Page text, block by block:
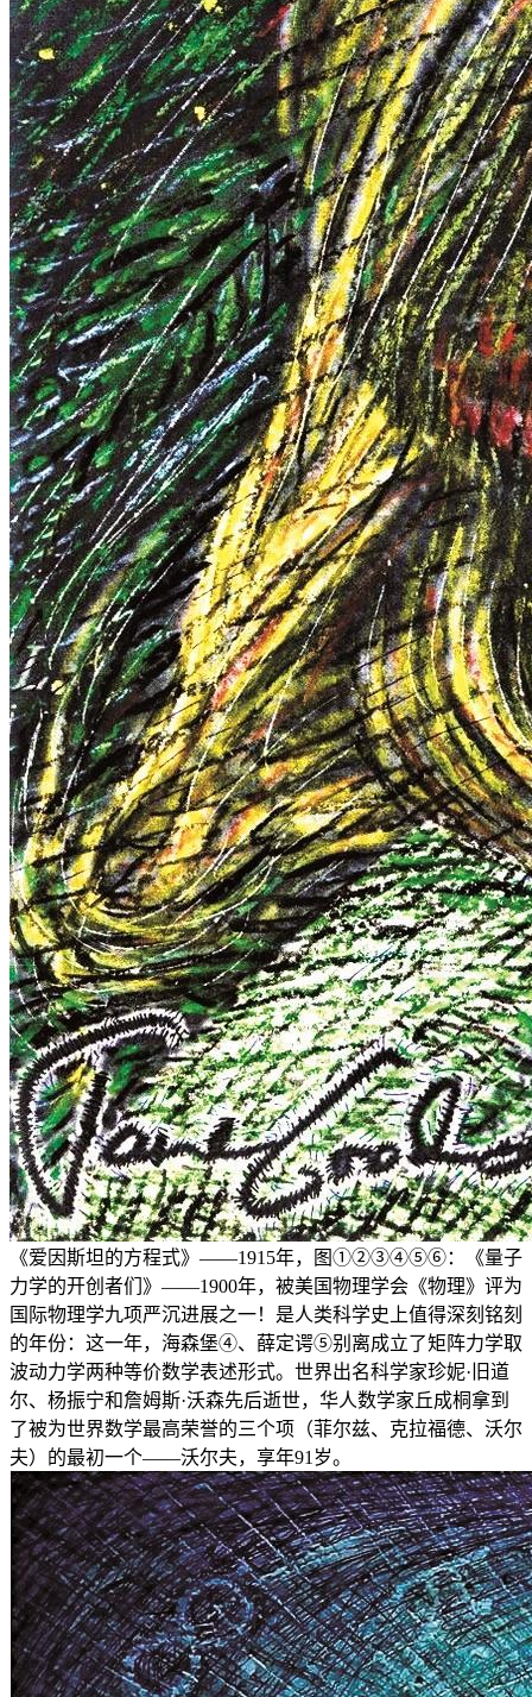
《爱因斯坦的方程式》——1915年，图①②③④⑤⑥：《量子
力学的开创者们》——1900年，被美国物理学会《物理》评为
国际物理学九项严沉进展之一！是人类科学史上值得深刻铭刻
的年份：这一年，海森堡④、薛定谔⑤别离成立了矩阵力学取
波动力学两种等价数学表述形式。世界出名科学家珍妮·旧道
尔、杨振宁和詹姆斯·沃森先后逝世，华人数学家丘成桐拿到
了被为世界数学最高荣誉的三个项（菲尔兹、克拉福德、沃尔
夫）的最初一个——沃尔夫，享年91岁。